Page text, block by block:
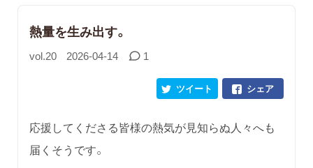
熱量を生み出す。
vol.20 2026-04-14 1
シェア
ツイート
応援してくださる皆様の熱気が見知らぬ人々へも
届くそうです。